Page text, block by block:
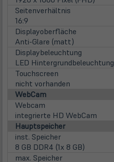
Seitenverhältnis
16:9
Displayoberfläche
Anti-Glare (matt)
Displaybeleuchtung
LED Hintergrundbeleuchtung
Touchscreen
nicht vorhanden
WebCam
Webcam
integrierte HD WebCam
Hauptspeicher
inst. Speicher
8 GB DDR4 (1x 8 GB)
max. Speicher